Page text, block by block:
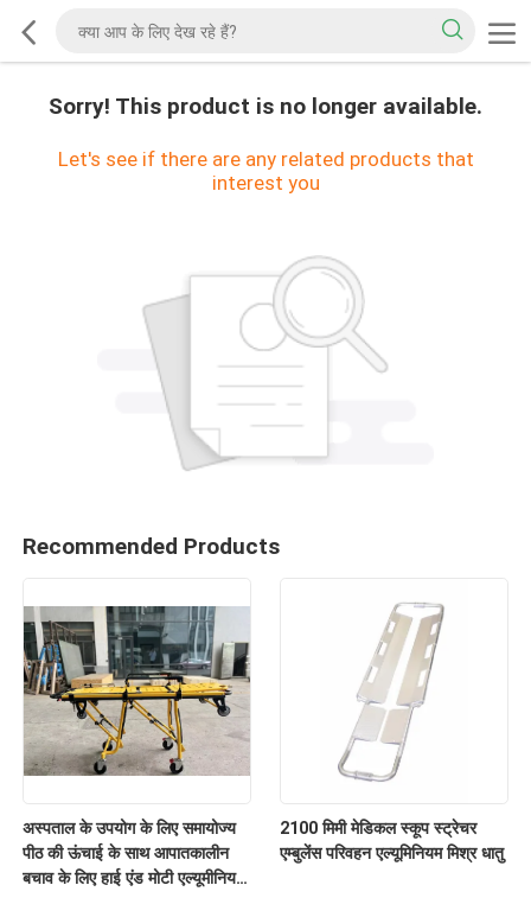
Sorry! This product is no longer available.
Let's see if there are any related products that
interest you
Recommended Products
अस्पताल के उपयोग के लिए समायोज्य
पीठ की ऊंचाई के साथ आपातकालीन
बचाव के लिए हाई एंड मोटी एल्यूमीनियम
2100 मिमी मेडिकल स्कूप स्ट्रेचर
एम्बुलेंस परिवहन एल्यूमिनियम मिश्र धातु